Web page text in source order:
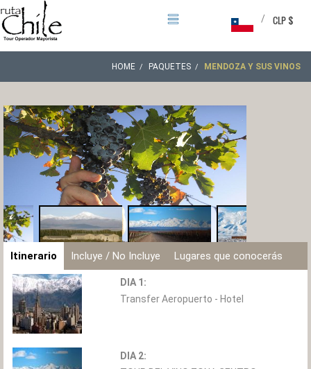
CLP $
/
HOME PAQUETES MENDOZA Y SUS VINOS
Itinerario Incluye / No Incluye Lugares que conocerás
DIA 1:
Transfer Aeropuerto - Hotel
DIA 2: